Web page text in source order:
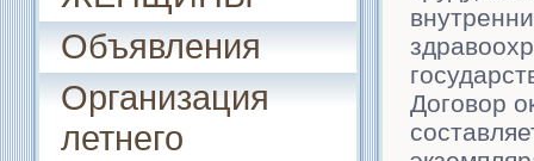
Объявления
Организация
летнего
Договор